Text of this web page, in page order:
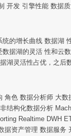
开发 引擎性能 数据
统的增长曲线 数据湖
据湖的灵活 性和云
湖灵活性占优，之后
角色 数据分析师 大数
结构化数据分析
Realtime DWH
据资产管理 数据服务